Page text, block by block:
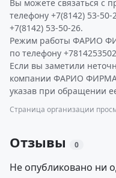
Вы можете связаться с
телефону +7(8142) 53-
+7(8142) 53-50-26.
Режим работы ФАРИО
по телефону
Если вы заметили
компании ФАРИО
указав при обращении
Страница организации
Отзывы 0
Не опубликовано ни